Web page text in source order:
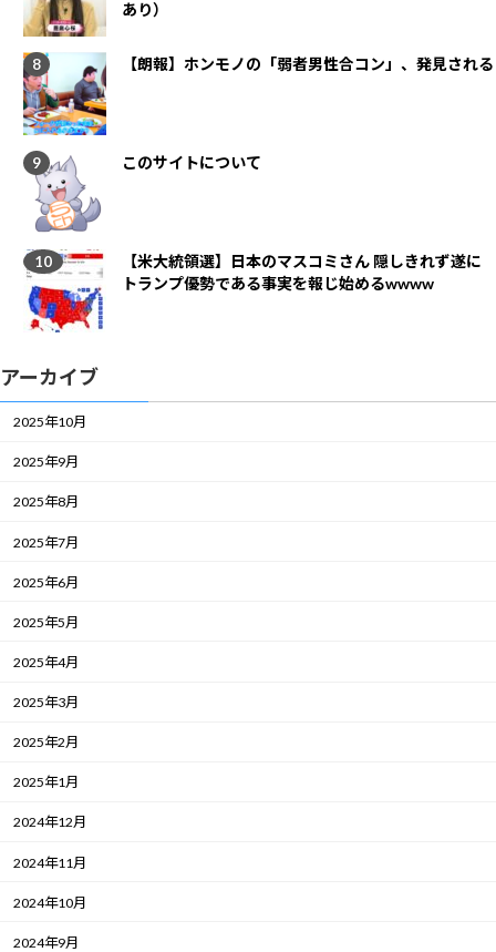
あり）
【朗報】ホンモノの「弱者男性合コン」、発見される
このサイトについて
【米大統領選】日本のマスコミさん 隠しきれず遂に
トランプ優勢である事実を報じ始めるwwww
アーカイブ
2025年10月
2025年9月
2025年8月
2025年7月
2025年6月
2025年5月
2025年4月
2025年3月
2025年2月
2025年1月
2024年12月
2024年11月
2024年10月
2024年9月